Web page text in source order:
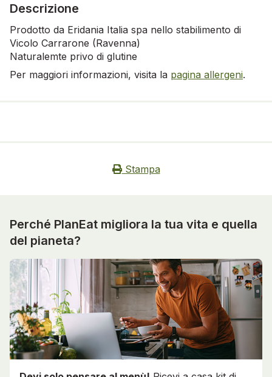
Descrizione
Prodotto da Eridania Italia spa nello stabilimento di
Vicolo Carrarone (Ravenna)
Naturalemte privo di glutine
Per maggiori informazioni, visita la pagina allergeni.
Stampa
Perché PlanEat migliora la tua vita e quella
del pianeta?